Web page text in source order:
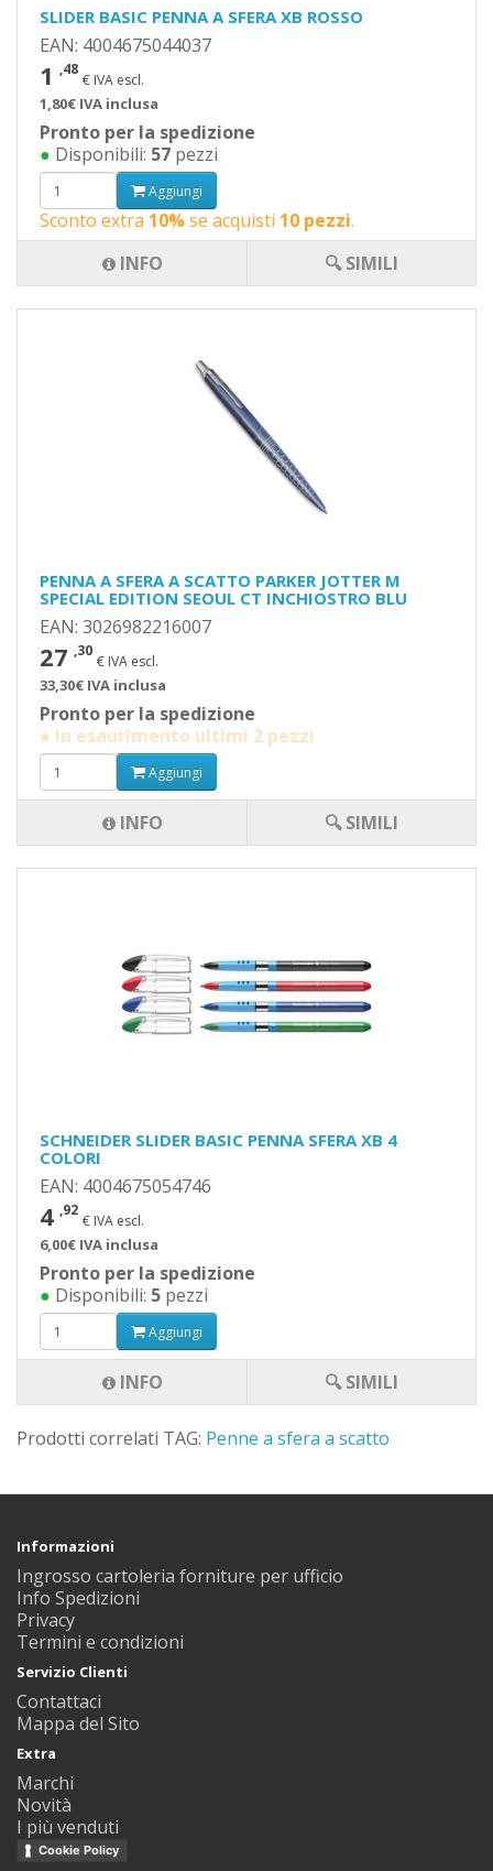
SCHNEIDER SLIDER BASIC PENNA SFERA XB 4
COLORI
EAN: 4004675054746
4 ,92
€ IVA escl.
6,00€ IVA inclusa
Pronto per la spedizione
● Disponibili: 5 pezzi
Aggiungi
INFO 🔍 SIMILI
SLIDER BASIC PENNA A SFERA XB ROSSO
EAN: 4004675044037
1 ,48
€ IVA escl.
1,80€ IVA inclusa
Pronto per la spedizione
● Disponibili: 57 pezzi
Aggiungi
Sconto extra 10%se acquisti 10 pezzi.
INFO
🔍 SIMILI
PENNA A SFERA A SCATTO PARKER JOTTER M
SPECIAL EDITION SEOUL CT INCHIOSTRO BLU
EAN: 3026982216007
27 ,30
€ IVA escl.
33,30€ IVA inclusa
Pronto per la spedizione
● In esaurimento ultimi 2 pezzi
Aggiungi
INFO 🔍 SIMILI
Prodotti correlati TAG: Penne a sfera a scatto
Informazioni
Ingrosso cartoleria forniture per ufficio
Info Spedizioni
Privacy
Termini e condizioni
Servizio Clienti
Contattaci
Mappa del Sito
Extra
Marchi
Novità
I più venduti
Cookie Policy